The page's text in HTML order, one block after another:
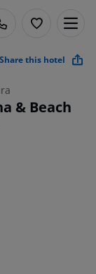
Share this hotel
& Beach